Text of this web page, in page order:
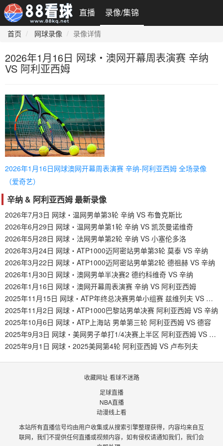
直播 录像/集锦
首页 网球录像 录像详情
2026年1月16日 网球・澳网开幕周表演赛 辛纳
VS 阿利亚西姆
2026年1月16日网球澳网开幕周表演赛 辛纳-阿利亚西姆 全场录像
（爱奇艺）
辛纳 & 阿利亚西姆 最新录像
2026年7月3日 网球・温网男单第3轮 辛纳 VS 布鲁克斯比
2026年6月29日 网球・温网男单第1轮 辛纳 VS 凯茨曼诺维奇
2026年5月28日 网球・法网男单第2轮 辛纳 VS 小塞伦多洛
2026年3月24日 网球・ATP1000迈阿密站男单第3轮 莫泰 VS 辛纳
2026年3月22日 网球・ATP1000迈阿密站男单第2轮 德祖赫 VS 辛纳
2026年1月30日 网球・澳网男单半决赛2 德约科维奇 VS 辛纳
2026年1月16日 网球・澳网开幕周表演赛 辛纳 VS 阿利亚西姆
2025年11月15日 网球・ATP年终总决赛男单小组赛 兹维列夫 VS 阿利亚西姆
2025年11月2日 网球・ATP1000巴黎站男单决赛 阿利亚西姆 VS 辛纳
2025年10月6日 网球・ATP上海站 男单第三轮 阿利亚西姆 VS 德容
2025年9月3日 网球・美网男子单打1/4决赛上半区 阿利亚西姆 VS 德米纳尔
2025年9月1日 网球・2025美网第4轮 阿利亚西姆 VS 卢布列夫
收藏网址 看球不迷路
足球直播
NBA直播
动漫线上看
本站所有直播信号均由用户收集或从搜索引擎整理获得，内容均来自互
联网，我们不提供任何直播或视频内容，如有侵权请通知我们，我们会